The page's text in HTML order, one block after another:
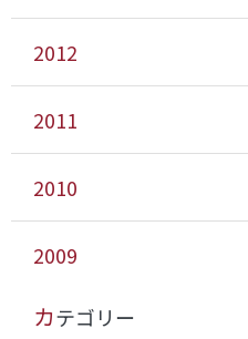
2012
2011
2010
2009
カテゴリー